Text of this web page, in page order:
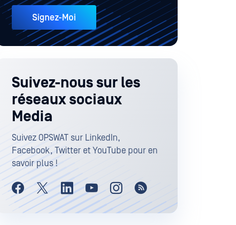
Signez-Moi
Suivez-nous sur les
réseaux sociaux
Media
Suivez OPSWAT sur LinkedIn,
Facebook, Twitter et YouTube pour en
savoir plus !